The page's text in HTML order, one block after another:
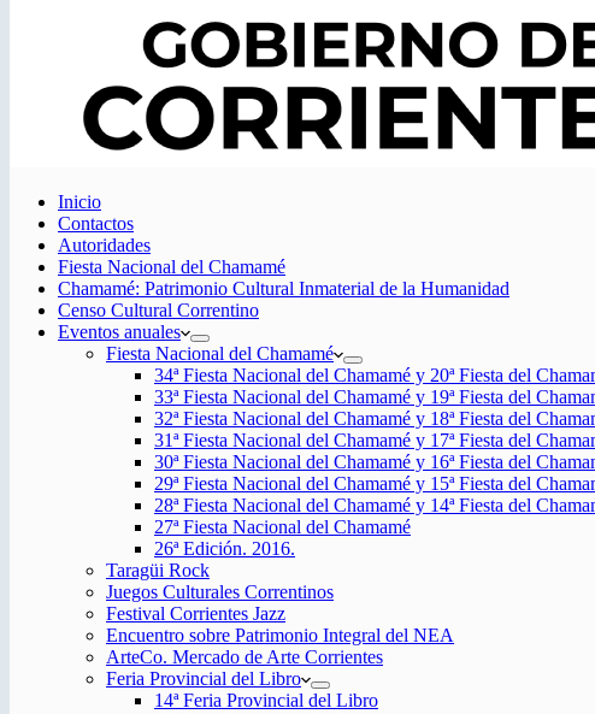
Inicio
Contactos
Autoridades
Fiesta Nacional del Chamamé
Chamamé: Patrimonio Cultural Inmaterial de la Humanidad
Censo Cultural Correntino
Eventos anuales
Fiesta Nacional del Chamamé
34ª Fiesta Nacional del Chamamé y 20ª Fiesta del
33ª Fiesta Nacional del Chamamé y 19ª Fiesta del
32ª Fiesta Nacional del Chamamé y 18ª Fiesta del
31ª Fiesta Nacional del Chamamé y 17ª Fiesta del
30ª Fiesta Nacional del Chamamé y 16ª Fiesta del
29ª Fiesta Nacional del Chamamé y 15ª Fiesta del
28ª Fiesta Nacional del Chamamé y 14ª Fiesta del
27ª Fiesta Nacional del Chamamé
26ª Edición. 2016.
Taragüi Rock
Juegos Culturales Correntinos
Festival Corrientes Jazz
Encuentro sobre Patrimonio Integral del NEA
ArteCo. Mercado de Arte Corrientes
Feria Provincial del Libro
14ª Feria Provincial del Libro